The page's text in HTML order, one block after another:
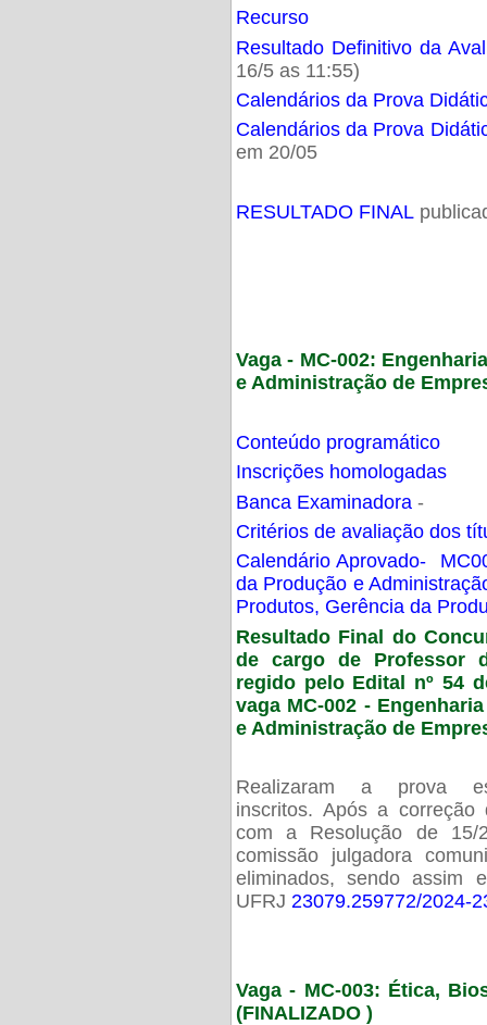
Recurso
Resultado Definitivo da
16/5 as 11:55)
Calendários da Prova
Calendários da Prova
em 20/05
RESULTADO FINAL
Vaga - MC-002:
e Administração de
Conteúdo programático
Inscrições homologadas
Banca Examinadora -
Critérios de avaliação dos
Calendário Aprovado-
da Produção e
Produtos, Gerência da
Resultado Final do
de cargo de Professor
regido pelo Edital nº 54
vaga MC-002 -
e Administração de
Realizaram a prova
inscritos. Após a
com a Resolução de 15/
comissão julgadora
eliminados, sendo assim
UFRJ 23079.259772/2024-
Vaga - MC-003: Ética,
(FINALIZADO )